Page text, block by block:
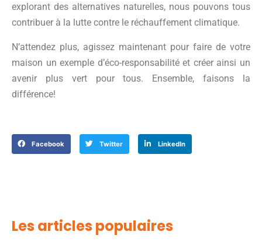
explorant des alternatives naturelles, nous pouvons tous
contribuer à la lutte contre le réchauffement climatique.
N’attendez plus, agissez maintenant pour faire de votre
maison un exemple d’éco-responsabilité et créer ainsi un
avenir plus vert pour tous. Ensemble, faisons la
différence!
Facebook Twitter LinkedIn
Les articles populaires